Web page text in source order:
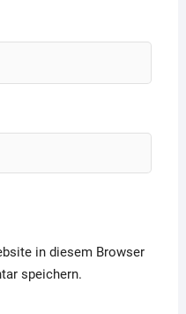
in diesem Browser
speichern.